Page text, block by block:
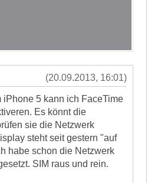
(20.09.2013, 16:01)
iPhone 5 kann ich FaceTime
Es könnt die
sie die Netzwerk
steht seit gestern "auf
habe schon die Netzwerk
SIM raus und rein.